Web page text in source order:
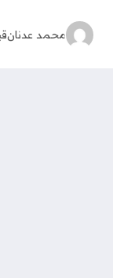
محمد عدنان